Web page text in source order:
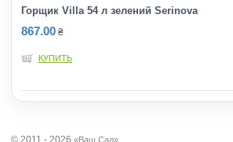
Горщик Villa 54 л зелений Serinova
867.00 ₴
КУПИТЬ
© 2011 - 2026 «Ваш Сад»